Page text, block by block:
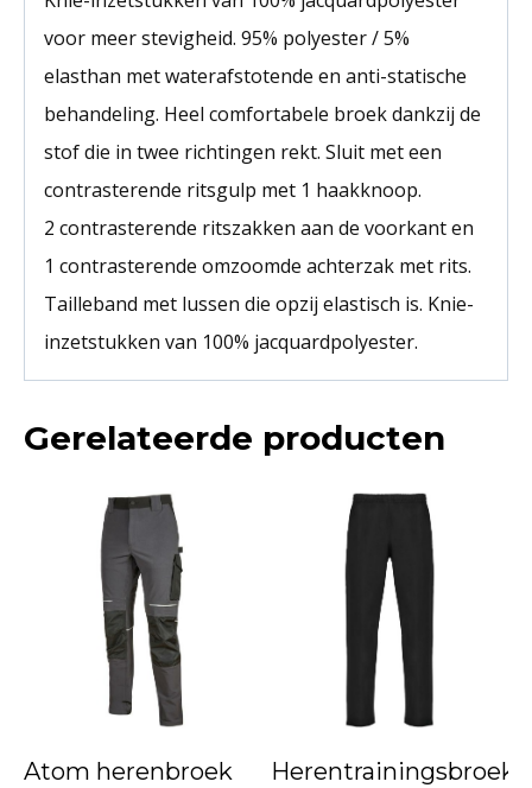
voor meer stevigheid. 95% polyester / 5%
elasthan met waterafstotende en anti-statische
behandeling. Heel comfortabele broek dankzij de
stof die in twee richtingen rekt. Sluit met een
contrasterende ritsgulp met 1 haakknoop.
2 contrasterende ritszakken aan de voorkant en
1 contrasterende omzoomde achterzak met rits.
Tailleband met lussen die opzij elastisch is. Knie-
inzetstukken van 100% jacquardpolyester.
Gerelateerde producten
Atom herenbroek Herentrainingsbroek